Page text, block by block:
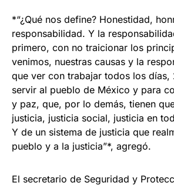
*“¿Qué nos define? Honestidad,
responsabilidad. Y la
primero, con no traicionar los
venimos, nuestras causas y la
que ver con trabajar todos los días,
servir al pueblo de México y para
y paz, que, por lo demás, tienen
justicia, justicia social, justicia en
Y de un sistema de justicia que
pueblo y a la justicia”*, agregó.
El secretario de Seguridad y